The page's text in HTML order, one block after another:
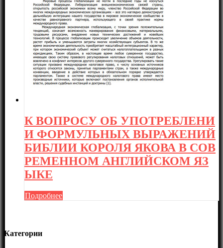
К ВОПРОСУ ОБ УПОТРЕБЛЕНИ
И ФОРМУЛЬНЫХ ВЫРАЖЕНИЙ
БИБЛИИ КОРОЛЯ ЯКОВА В СОВ
РЕМЕННОМ АНГЛИЙСКОМ ЯЗ
ЫКЕ
Подробнее
Категории